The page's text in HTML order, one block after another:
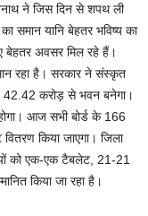
ने जिस दिन से शपथ ली
समान यानि बेहतर भविष्य का
बेहतर अवसर मिल रहे हैं।
रहा है। सरकार ने संस्कृत
42.42 करोड़ से भवन बनेगा।
आज सभी बोर्ड के 166
किया जाएगा। जिला
को एक-एक टैबलेट, 21-21
किया जा रहा है।